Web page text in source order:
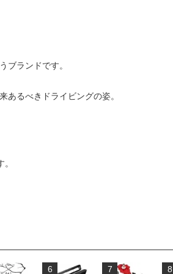
ブランドです。
るべきドライビングの姿。
6 7 8